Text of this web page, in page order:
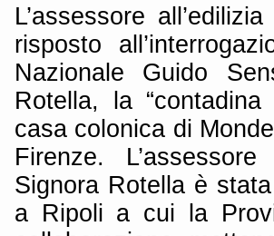
L’assessore
risposto
Nazionale Guido
Rotella, la
casa colonica di
Firenze.
Signora Rotella è
a Ripoli a cui la